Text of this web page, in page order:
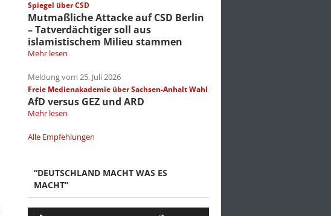
Spiegel über CSD
Mutmaßliche Attacke auf CSD Berlin
– Tatverdächtiger soll aus
islamistischem Milieu stammen
Mehr lesen
Meldung vom 25. Juli 2026
Freie Medienakademie über Sachsen-Anhalt Wahl
AfD versus GEZ und ARD
Mehr lesen
Alle Empfehlungen
“DEUTSCHLAND MACHT WAS ES
MACHT”
Audio-